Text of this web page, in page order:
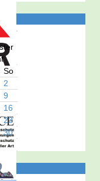
So
2
9
16
23
30